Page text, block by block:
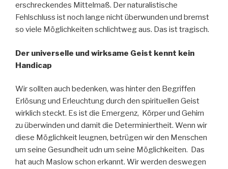
erschreckendes Mittelmaß. Der naturalistische
Fehlschluss ist noch lange nicht überwunden und bremst
so viele Möglichkeiten schlichtweg aus. Das ist tragisch.
Der universelle und wirksame Geist kennt kein
Handicap
Wir sollten auch bedenken, was hinter den Begriffen
Erlösung und Erleuchtung durch den spirituellen Geist
wirklich steckt. Es ist die Emergenz, Körper und Gehirn
zu überwinden und damit die Determiniertheit. Wenn wir
diese Möglichkeit leugnen, betrügen wir den Menschen
um seine Gesundheit udn um seine Möglichkeiten. Das
hat auch Maslow schon erkannt. Wir werden deswegen